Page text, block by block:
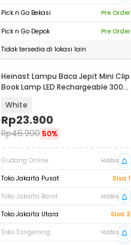
Pick n Go Bekasi
Pre Order
Pick n Go Depok
Pre Order
Tidak tersedia di lokasi lain
Heinast Lampu Baca Jepit Mini Clip
Book Lamp LED Rechargeable 300
White
Rp23.900
Rp46.900 50%
Gudang Online
Habis
Toko Jakarta Pusat
Sisa 1
Toko Jakarta Barat
Habis
Toko Jakarta Utara
Sisa 3
Toko Tangerang
Habis